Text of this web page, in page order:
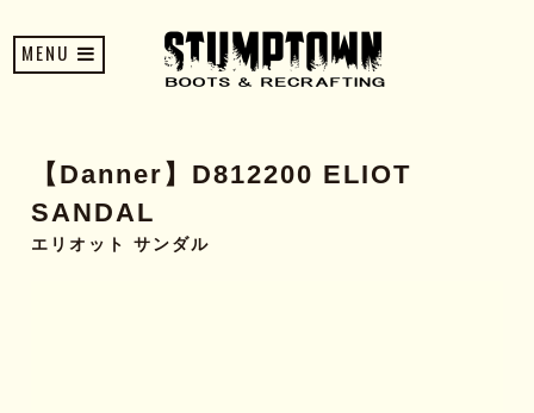
MENU
【Danner】D812200 ELIOT
SANDAL
エリオット サンダル